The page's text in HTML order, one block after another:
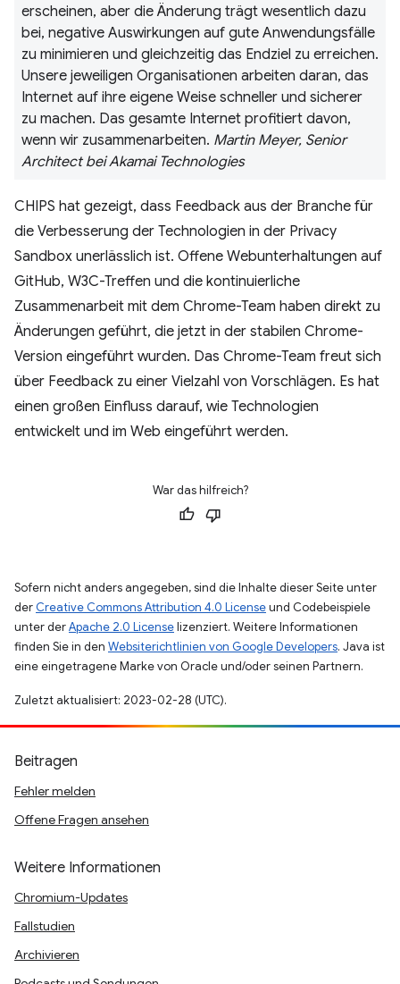
erscheinen, aber die Änderung trägt wesentlich dazu
bei, negative Auswirkungen auf gute Anwendungsfälle
zu minimieren und gleichzeitig das Endziel zu erreichen.
Unsere jeweiligen Organisationen arbeiten daran, das
Internet auf ihre eigene Weise schneller und sicherer
zu machen. Das gesamte Internet profitiert davon,
wenn wir zusammenarbeiten. Martin Meyer, Senior
Architect bei Akamai Technologies
CHIPS hat gezeigt, dass Feedback aus der Branche für
die Verbesserung der Technologien in der Privacy
Sandbox unerlässlich ist. Offene Webunterhaltungen auf
GitHub, W3C-Treffen und die kontinuierliche
Zusammenarbeit mit dem Chrome-Team haben direkt zu
Änderungen geführt, die jetzt in der stabilen Chrome-
Version eingeführt wurden. Das Chrome-Team freut sich
über Feedback zu einer Vielzahl von Vorschlägen. Es hat
einen großen Einfluss darauf, wie Technologien
entwickelt und im Web eingeführt werden.
War das hilfreich?
Sofern nicht anders angegeben, sind die Inhalte dieser Seite unter
der Creative Commons Attribution 4.0 Licenseund Codebeispiele
unter derApache 2.0 Licenselizenziert. Weitere Informationen
finden Sie in den Websiterichtlinien von Google Developers. Java ist
eine eingetragene Marke von Oracle und/oder seinen Partnern.
Zuletzt aktualisiert: 2023-02-28 (UTC).
Beitragen
Fehler melden
Offene Fragen ansehen
Weitere Informationen
Chromium-Updates
Fallstudien
Archivieren